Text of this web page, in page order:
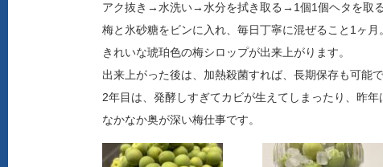
アク抜き→水洗い→水分を拭き取る→1個1個ヘタを取る
梅と氷砂糖をビンに入れ、毎日丁寧に混ぜること1ヶ月。
きれいな琥珀色の梅シロップが出来上がります。
出来上がった後は、加熱殺菌すれば、長期保存も可能で
2年目は、発酵しすぎてカビが生えてしまったり、昨
なかなか奥が深い梅仕事です。